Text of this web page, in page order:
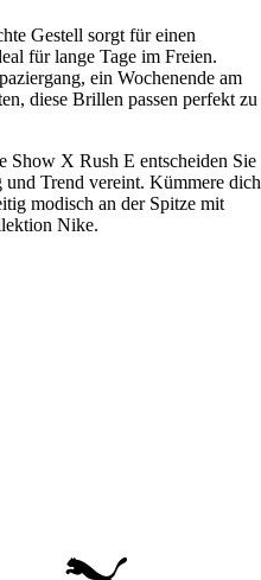
Gestell sorgt für einen
für lange Tage im Freien.
ein Wochenende am
diese Brillen passen perfekt zu
Show X Rush E entscheiden Sie
Trend vereint. Kümmere dich
modisch an der Spitze mit
Nike.